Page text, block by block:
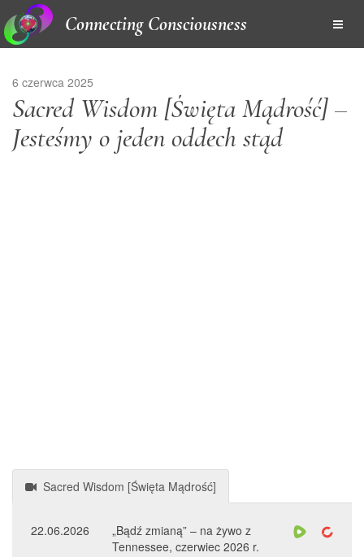
Connecting Consciousness
6 czerwca 2025
Sacred Wisdom [Święta Mądrość] –
Jesteśmy o jeden oddech stąd
Sacred Wisdom [Święta Mądrość]
22.06.2026
„Bądź zmianą” – na żywo z
Tennessee, czerwiec 2026 r.